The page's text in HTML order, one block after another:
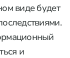
виде будет
и